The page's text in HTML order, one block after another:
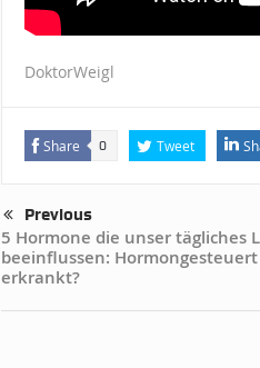
DoktorWeigl
Share 0 Tweet
Previous
5 Hormone die unser tägliches
beeinflussen:
erkrankt?